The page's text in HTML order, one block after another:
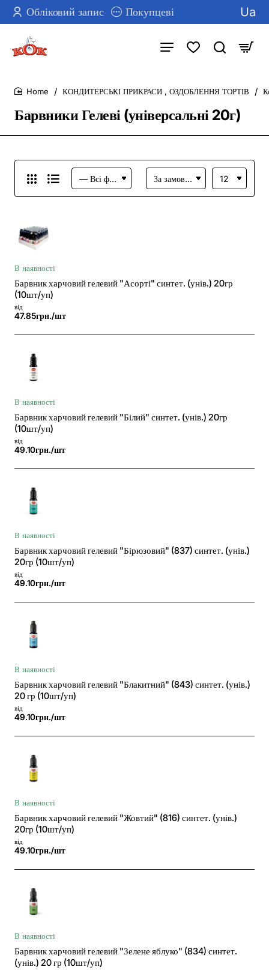
Обліковий запис Покупцеві Ua
Барвники Гелеві (універсальні 20г)
КОНДИТЕРСЬКІ ПРИКРАСИ , ОЗДОБЛЕННЯ ТОРТІВ
В наявності
Барвник харчовий гелевий "Асорті" синтет. (унів.) 20гр
(10шт/уп)
від
47.85грн./шт
В наявності
Барвник харчовий гелевий "Білий" синтет. (унів.) 20гр
(10шт/уп)
від
49.10грн./шт
В наявності
Барвник харчовий гелевий "Бірюзовий" (837) синтет. (унів.)
20гр (10шт/уп)
від
49.10грн./шт
В наявності
Барвник харчовий гелевий "Блакитний" (843) синтет. (унів.)
20 гр (10шт/уп)
від
49.10грн./шт
В наявності
Барвник харчовий гелевий "Жовтий" (816) синтет. (унів.)
20гр (10шт/уп)
від
49.10грн./шт
В наявності
Барвник харчовий гелевий "Зелене яблуко" (834) синтет.
(унів.) 20 гр (10шт/уп)